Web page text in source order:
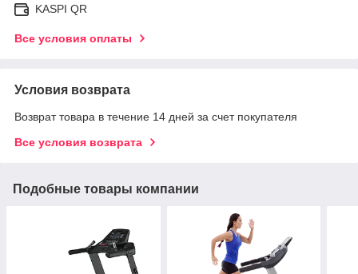
KASPI QR
Все условия оплаты
Условия возврата
Возврат товара в течение 14 дней за счет покупателя
Все условия возврата
Подобные товары компании